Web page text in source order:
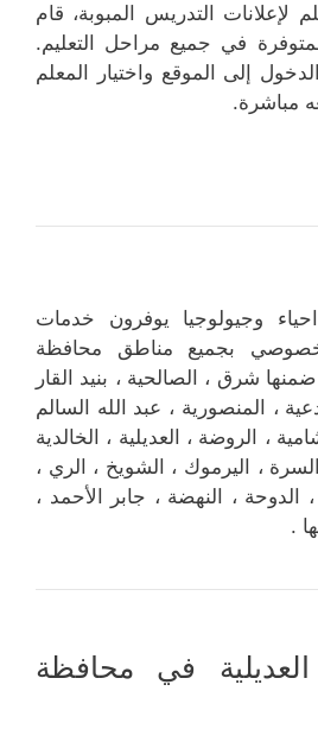
لإعلانات التدريس المبوبة، قام
في جميع مراحل التعليم.
إلى الموقع واختيار المعلم
مباشرة.
وجيولوجيا يوفرون خدمات
بجميع مناطق محافظة
شرق ، الصالحية ، بنيد القار
، المنصورية ، عبد الله السالم
، الروضة ، العديلية ، الخالدية
، اليرموك ، الشويخ ، الري ،
الدوحة ، النهضة ، جابر الأحمد ،
.
في محافظة